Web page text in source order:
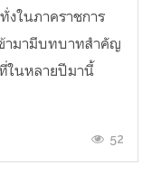
งในภาคราชการ
ามามีบทบาทสำคัญ
ที่ในหลายปีมานี้
52